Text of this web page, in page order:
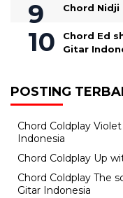
Chord Nidji
Chord Ed
Gitar
POSTING
Chord Coldplay
Indonesia
Chord Coldplay Up
Chord Coldplay The
Gitar Indonesia